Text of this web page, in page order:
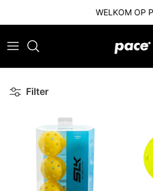
WELKOM OP
Filter